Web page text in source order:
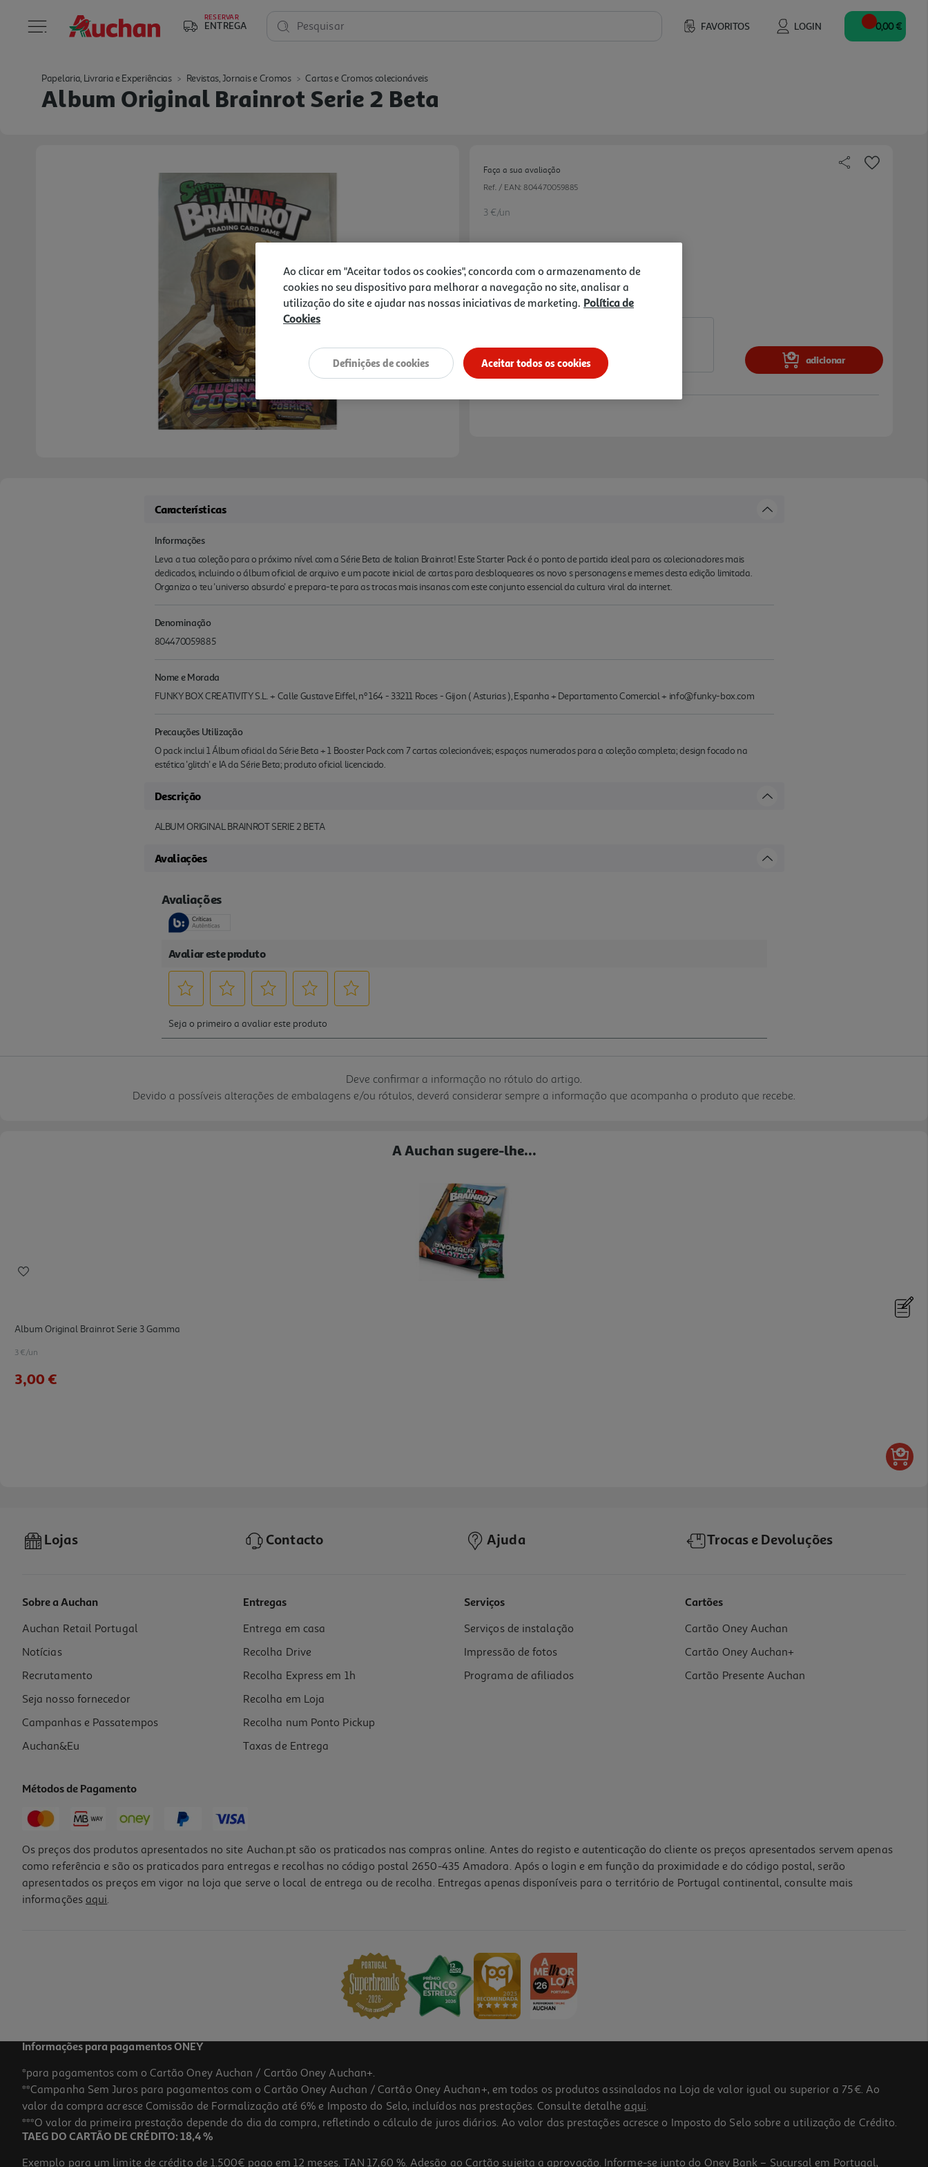
RESERVAR
ENTREGA FAVORITOS LOGIN
Pesquisar 0,00 €
Papelaria, Livraria e Experiências Revistas, Jornais e Cromos Cartas e Cromos colecionáveis
Album Original Brainrot Serie 2 Beta
Faça a sua avaliação
Ref. / EAN: 804470059885
3 €/un
3,00 €
Notas de preparação
adicionar
Características
Informações
Leva a tua coleção para o próximo nível com a Série Beta de Italian Brainrot! Este Starter Pack é o ponto de partida ideal para os colecionadores mais
dedicados, incluindo o álbum oficial de arquivo e um pacote inicial de cartas para desbloqueares os novo s personagens e memes desta edição limitada.
Organiza o teu 'universo absurdo' e prepara-te para as trocas mais insanas com este conjunto essencial da cultura viral da internet.
Denominação
804470059885
Nome e Morada
FUNKY BOX CREATIVITY S.L. + Calle Gustave Eiffel, nº 164 - 33211 Roces - Gijon ( Asturias ), Espanha + Departamento Comercial + info@funky-box.com
Precauções Utilização
O pack inclui 1 Álbum oficial da Série Beta + 1 Booster Pack com 7 cartas colecionáveis; espaços numerados para a coleção completa; design focado na
estética 'glitch' e IA da Série Beta; produto oficial licenciado.
Descrição
ALBUM ORIGINAL BRAINROT SERIE 2 BETA
Avaliações
Deve confirmar a informação no rótulo do artigo.
Devido a possíveis alterações de embalagens e/ou rótulos, deverá considerar sempre a informação que acompanha o produto que recebe.
A Auchan sugere-lhe...
Album Original Brainrot Serie 3 Gamma
3 €/un
3,00 €
Saquetas Cromos Champions League
1 €/un
1,00 €
Lojas Contacto Ajuda Trocas e Devoluções
Sobre a Auchan
Auchan Retail Portugal
Notícias
Recrutamento
Seja nosso fornecedor
Campanhas e Passatempos
Auchan&Eu
Entregas
Entrega em casa
Recolha Drive
Recolha Express em 1h
Recolha em Loja
Recolha num Ponto Pickup
Taxas de Entrega
Serviços
Serviços de instalação
Impressão de fotos
Programa de afiliados
Cartões
Cartão Oney Auchan
Cartão Oney Auchan+
Cartão Presente Auchan
Métodos de Pagamento
Os preços dos produtos apresentados no site Auchan.pt são os praticados nas compras online. Antes do registo e autenticação do cliente os preços apresentados servem apenas
como referência e são os praticados para entregas e recolhas no código postal 2650-435 Amadora. Após o login e em função da proximidade e do código postal, serão
apresentados os preços em vigor na loja que serve o local de entrega ou de recolha. Entregas apenas disponíveis para o território de Portugal continental, consulte mais
informações aqui.
Informações para pagamentos ONEY
*para pagamentos com o Cartão Oney Auchan / Cartão Oney Auchan+.
**Campanha Sem Juros para pagamentos com o Cartão Oney Auchan / Cartão Oney Auchan+, em todos os produtos assinalados na Loja de valor igual ou superior a 75€. Ao
valor da compra acresce Comissão de Formalização até 6% e Imposto do Selo, incluídos nas prestações. Consulte detalhe aqui.
***O valor da primeira prestação depende do dia da compra, refletindo o cálculo de juros diários. Ao valor das prestações acresce o Imposto do Selo sobre a utilização de Crédito.
TAEG DO CARTÃO DE CRÉDITO: 18,4 %
Exemplo para um limite de crédito de 1.500€ pago em 12 meses. TAN 17,60 %. Adesão ao Cartão sujeita a aprovação. Informe-se junto do Oney Bank – Sucursal em Portugal,
Ao clicar em "Aceitar todos os cookies", concorda com o armazenamento de
cookies no seu dispositivo para melhorar a navegação no site, analisar a
utilização do site e ajudar nas nossas iniciativas de marketing. Política de
Cookies
Aceitar todos os cookies
Definições de cookies